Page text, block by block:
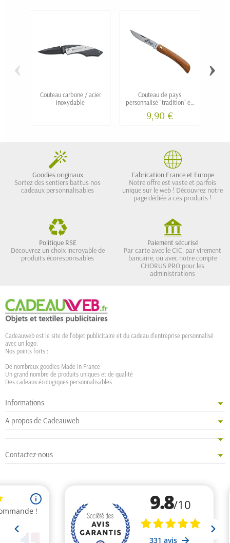
Couteau carbone / acier
inoxydable
Couteau de pays
personnalisé "tradition" en
9,90 €
‹ ›
Goodies originaux
Sortez des sentiers battus nos
cadeaux personnalisables
Fabrication France et Europe
Notre offre est vaste et parfois
unique sur le web ! Découvrez notre
page dédiée à ces produits !
Politique RSE
Découvrez un choix incroyable de
produits écoresponsables
Paiement sécurisé
Par carte avec le CIC, par virement
bancaire, ou avec notre compte
CHORUS PRO pour les
administrations
Cadeauweb est le site de l'objet publicitaire et du cadeau d'entreprise personnalisé
avec un logo.
Nos points forts :
De nombreux goodies Made in France
Un grand nombre de produits uniques et de qualité
Des cadeaux écologiques personnalisables
Informations
A propos de Cadeauweb
Contactez-nous